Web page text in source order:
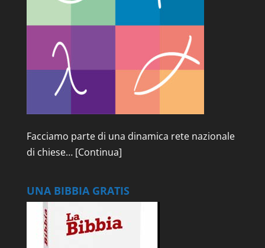
Facciamo parte di una dinamica rete nazionale
di chiese… [Continua]
UNA BIBBIA GRATIS